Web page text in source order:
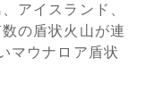
アイスランド、
の盾状火山が連
マウナロア盾状